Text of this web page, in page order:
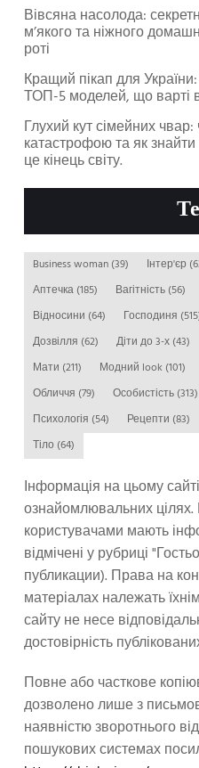
Вівсяна насолода:
м’якого та ніжного
роті
Кращий пікап для
ТОП-5 моделей, що варті
Глухий кут сімейних
катастрофою та як
це кінець світу.
Business woman (39) Інтер'єр
Аптечка (185) Вагітність (56)
Відносини (64) Господиня
Дозвілля (62) Діти до 3-х (43)
Мати (211) Модний look (101)
Обличчя (79) Особистість (313)
Психологія (54) Рецепти (83)
Тіло (64)
Інформація на цьому
ознайомлювальних цілях.
користувачами мають
відмічені у рубриці
публикации). Права на
матеріалах належать
сайту не несе
достовірність
Повне або часткове
дозволено лише з
наявністю зворотнього
пошукових системах